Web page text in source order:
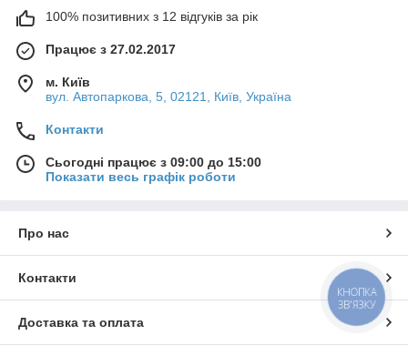
100% позитивних з 12 відгуків за рік
Працює з 27.02.2017
м. Київ
вул. Автопаркова, 5, 02121, Київ, Україна
Контакти
Сьогодні працює з 09:00 до 15:00
Показати весь графік роботи
Про нас
Контакти
Доставка та оплата
КНОПКА
ЗВ'ЯЗКУ